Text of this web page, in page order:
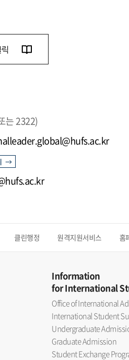
는 2322)
클린행정 원격지원서비스 홈
Information
for International
Office of International
International Student
Undergraduate
Graduate Admission
Student Exchange